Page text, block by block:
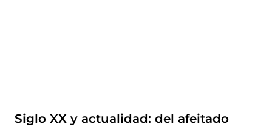
Siglo XX y actualidad: del afeitado